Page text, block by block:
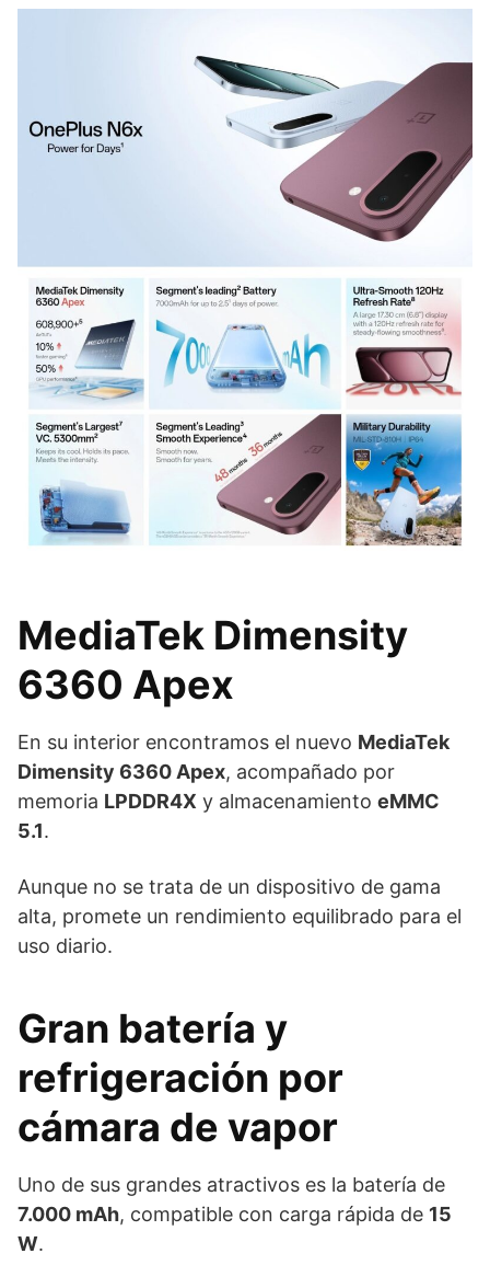
MediaTek Dimensity
6360 Apex
En su interior encontramos el nuevo MediaTek
Dimensity 6360 Apex, acompañado por
memoria LPDDR4X y almacenamiento eMMC
5.1.
Aunque no se trata de un dispositivo de gama
alta, promete un rendimiento equilibrado para el
uso diario.
Gran batería y
refrigeración por
cámara de vapor
Uno de sus grandes atractivos es la batería de
7.000 mAh, compatible con carga rápida de 15
W.